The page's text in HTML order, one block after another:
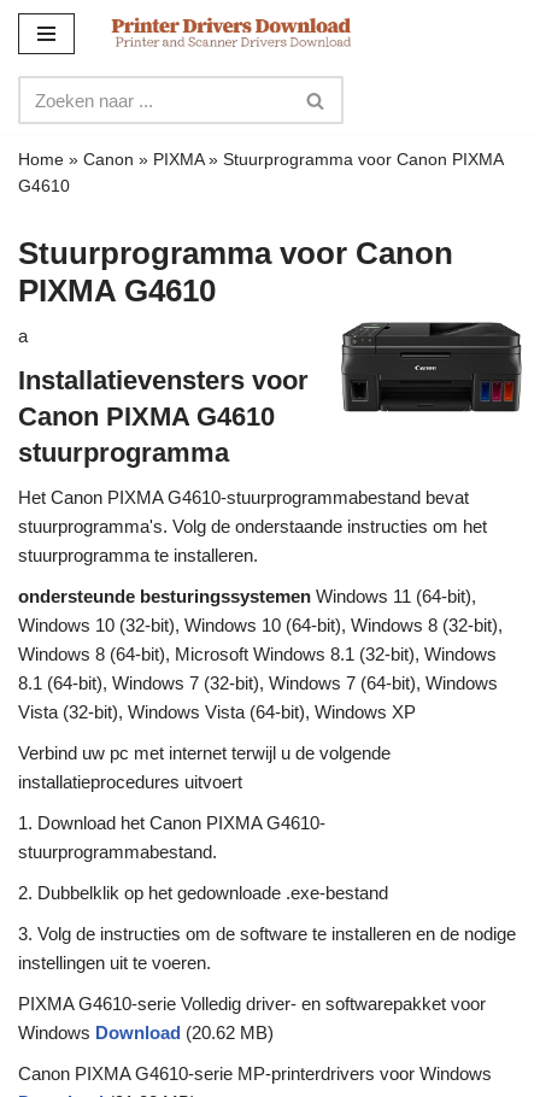
naar
de
inhoud
Home » Canon » PIXMA» Stuurprogramma voor Canon PIXMA
G4610
Stuurprogramma voor Canon
PIXMA G4610
a
Installatievensters voor
Canon PIXMA G4610
stuurprogramma
Het Canon PIXMA G4610-stuurprogrammabestand bevat
stuurprogramma's. Volg de onderstaande instructies om het
stuurprogramma te installeren.
ondersteunde besturingssystemen Windows 11 (64-bit),
Windows 10 (32-bit), Windows 10 (64-bit), Windows 8 (32-bit),
Windows 8 (64-bit), Microsoft Windows 8.1 (32-bit), Windows
8.1 (64-bit), Windows 7 (32-bit), Windows 7 (64-bit), Windows
Vista (32-bit), Windows Vista (64-bit), Windows XP
Verbind uw pc met internet terwijl u de volgende
installatieprocedures uitvoert
1. Download het Canon PIXMA G4610-
stuurprogrammabestand.
2. Dubbelklik op het gedownloade .exe-bestand
3. Volg de instructies om de software te installeren en de nodige
instellingen uit te voeren.
PIXMA G4610-serie Volledig driver- en softwarepakket voor
Windows Download (20.62 MB)
Canon PIXMA G4610-serie MP-printerdrivers voor Windows